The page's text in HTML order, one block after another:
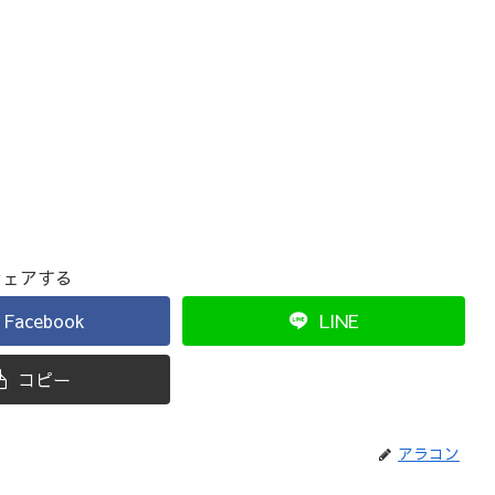
アする
Facebook LINE
コピー
アラコン